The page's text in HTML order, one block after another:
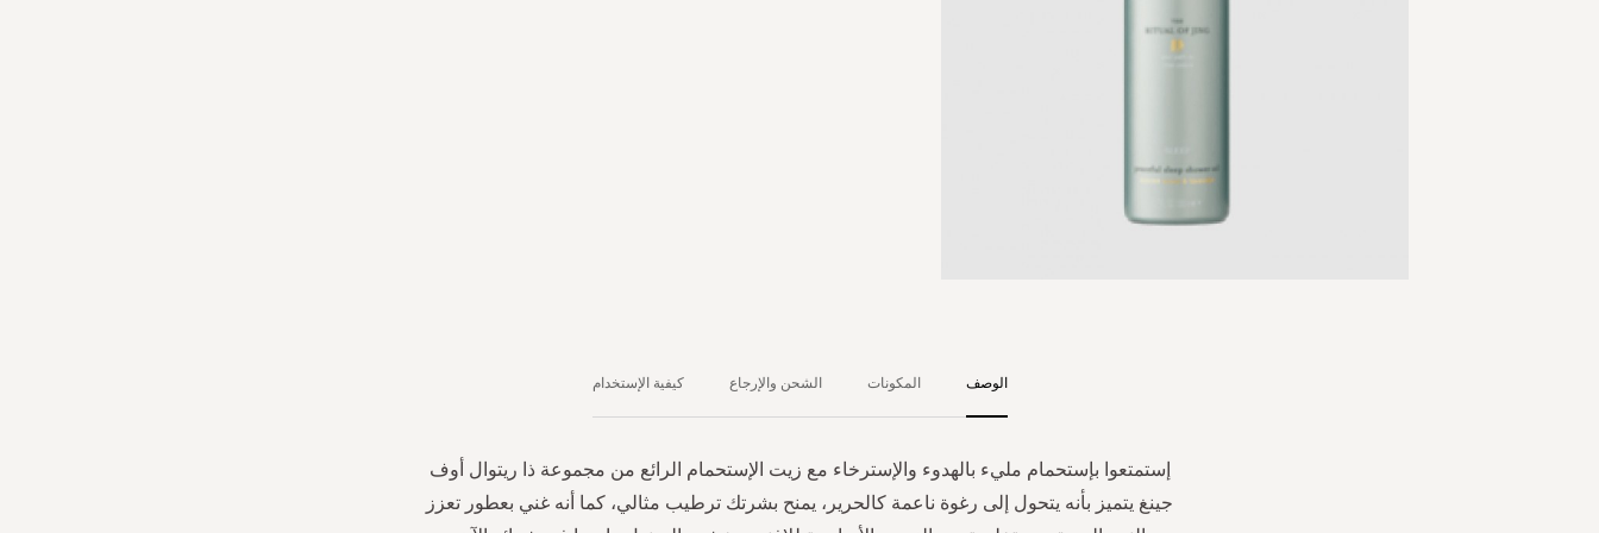
الوصف
إستمتعوا بإستحمام مليء بالهدوء والإسترخاء مع زيت الإستحمام الرائع من مجموعة ذا ريتوال أوف
جينغ يتميز بأنه يتحول إلى رغوة ناعمة كالحرير، يمنح بشرتك ترطيب مثالي، كما أنه غني بعطور تعزز
المكونات الشحن والإرجاع كيفية الإستخدام